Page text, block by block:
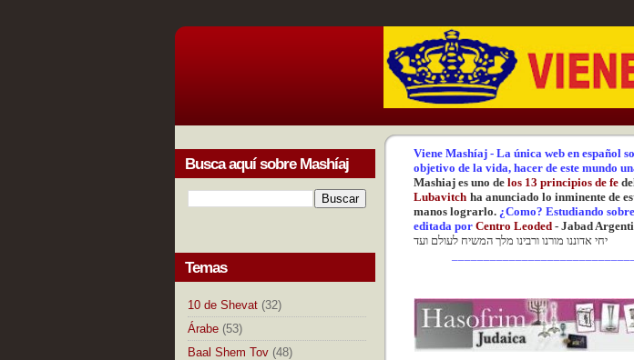
Busca aquí sobre Mashíaj
Temas
10 de Shevat (32)
Árabe (53)
Baal Shem Tov (48)
Viene Mashíaj - La única web en español
objetivo de la vida, hacer de este mundo
Mashiaj es uno de los 13 principios de fe
Lubavitch ha anunciado lo inminente de
manos lograrlo. ¿Como? Estudiando
editada por Centro Leoded - Jabad
יחי אדוננו מורנו ורבינו מלך המשיח לעולם ועד